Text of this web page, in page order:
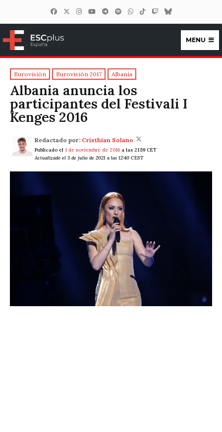
ESCplus España
MENU
Eurovisión Eurovisión 2017 Albania
Albania anuncia los
participantes del Festivali I
Kenges 2016
Redactado por: Cristhian Solano
Publicado el 1 de noviembre de 2016 a las 21:59 CET
Actualizado el 3 de julio de 2021 a las 12:40 CEST